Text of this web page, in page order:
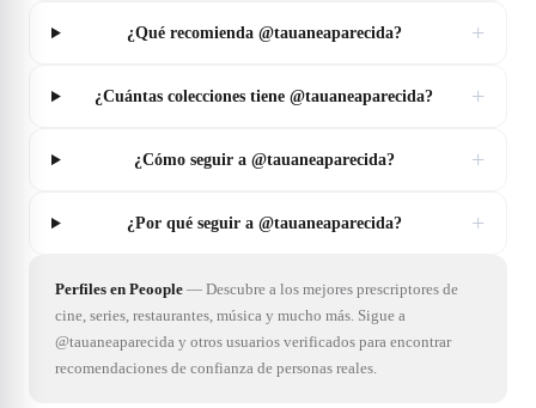
¿Qué recomienda @tauaneaparecida? +
¿Cuántas colecciones tiene @tauaneaparecida? +
¿Cómo seguir a @tauaneaparecida? +
¿Por qué seguir a @tauaneaparecida? +
Perfiles en Peoople — Descubre a los mejores prescriptores de
cine, series, restaurantes, música y mucho más. Sigue a
@tauaneaparecida y otros usuarios verificados para encontrar
recomendaciones de confianza de personas reales.